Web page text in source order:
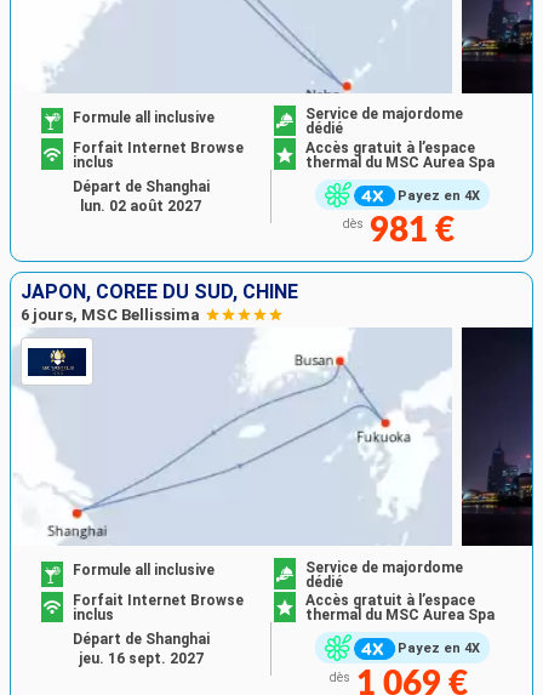
Payez en 4X
Formule all inclusive
Service de majordome
dédié
Forfait Internet Browse
inclus
Accès gratuit à l’espace
thermal du MSC Aurea Spa
dès 981 €
Départ de Shanghai
lun. 02 août 2027
JAPON, CORÉE DU SUD, CHINE
6 jours, MSC Bellissima
Payez en 4X
Formule all inclusive
Service de majordome
dédié
Forfait Internet Browse
inclus
Accès gratuit à l’espace
thermal du MSC Aurea Spa
dès 1 069 €
Départ de Shanghai
jeu. 16 sept. 2027